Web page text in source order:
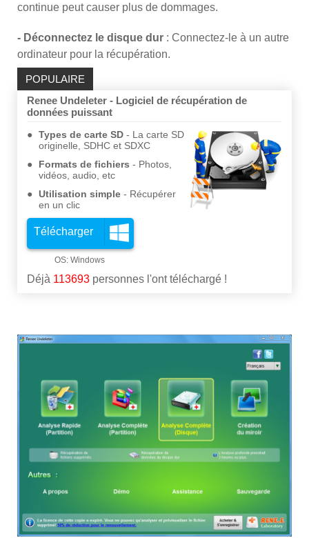
continue peut causer plus de dommages.
- Déconnectez le disque dur : Connectez-le à un autre
ordinateur pour la récupération.
POPULAIRE
Renee Undeleter - Logiciel de récupération de
données puissant
Types de carte SD
La carte SD
originelle, SDHC et SDXC
Formats de fichiers
Photos,
vidéos, audio, etc
Utilisation simple
Récupérer
en un clic
Télécharger
Déjà 113693 personnes l'ont téléchargé !